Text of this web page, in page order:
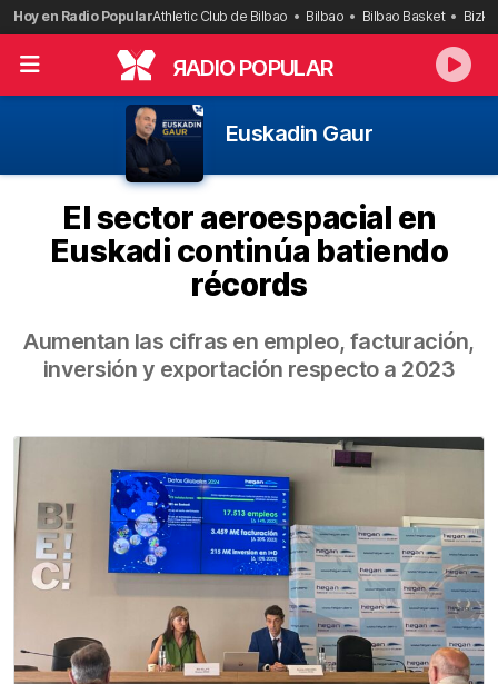
Saltar
al
contenido
Hoy en Radio PopularAthletic Club de Bilbao Bilbao Bilbao Basket
RADIO POPULAR
Euskadin Gaur
El sector aeroespacial en
Euskadi continúa batiendo
récords
Aumentan las cifras en empleo, facturación,
inversión y exportación respecto a 2023